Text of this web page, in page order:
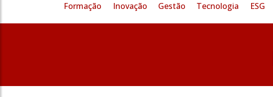
Formação Inovação Gestão Tecnologia ESG